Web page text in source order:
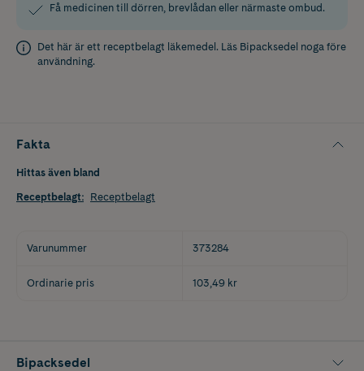
Få medicinen till dörren, brevlådan eller närmaste ombud.
Det här är ett receptbelagt läkemedel. Läs Bipacksedel noga före
användning.
Fakta
Hittas även bland
Receptbelagt: Receptbelagt
Varunummer 373284
Ordinarie pris 103,49 kr
Bipacksedel